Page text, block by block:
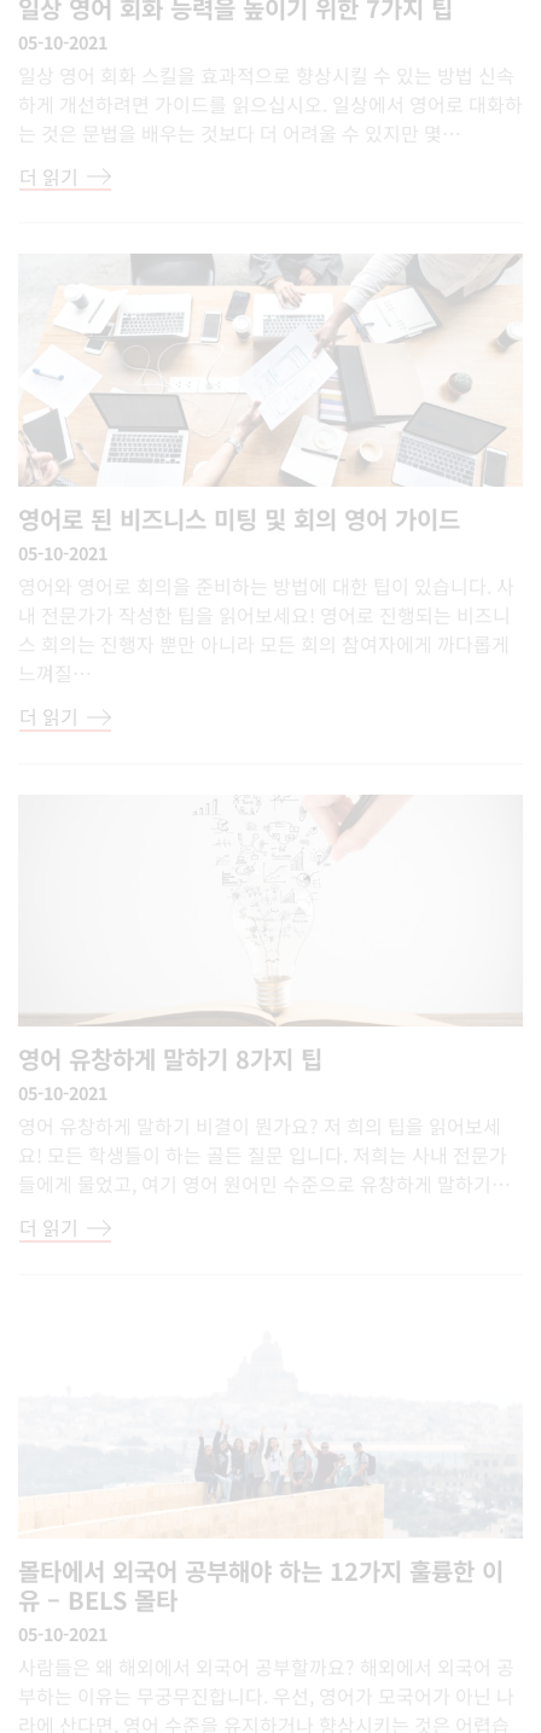
일상 영어 회화 능력을 높이기 위한 7가지 팁
05-10-2021
일상 영어 회화 스킬을 효과적으로 향상시킬 수 있는 방법 신속
하게 개선하려면 가이드를 읽으십시오. 일상에서 영어로 대화하
는 것은 문법을 배우는 것보다 더 어려울 수 있지만 몇…
더 읽기
영어로 된 비즈니스 미팅 및 회의 영어 가이드
05-10-2021
영어와 영어로 회의을 준비하는 방법에 대한 팁이 있습니다. 사
내 전문가가 작성한 팁을 읽어보세요! 영어로 진행되는 비즈니
스 회의는 진행자 뿐만 아니라 모든 회의 참여자에게 까다롭게
느껴질…
더 읽기
영어 유창하게 말하기 8가지 팁
05-10-2021
영어 유창하게 말하기 비결이 뭔가요? 저 희의 팁을 읽어보세
요! 모든 학생들이 하는 골든 질문 입니다. 저희는 사내 전문가
들에게 물었고, 여기 영어 원어민 수준으로 유창하게 말하기…
더 읽기
몰타에서 외국어 공부해야 하는 12가지 훌륭한 이
유 – BELS 몰타
05-10-2021
사람들은 왜 해외에서 외국어 공부할까요? 해외에서 외국어 공
부하는 이유는 무궁무진합니다. 우선, 영어가 모국어가 아닌 나
라에 산다면, 영어 수준을 유지하거나 향상시키는 것은 어렵습